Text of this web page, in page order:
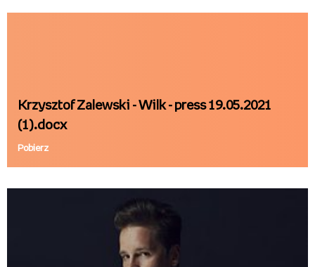
Krzysztof Zalewski - Wilk - press 19.05.2021
(1).docx
Pobierz